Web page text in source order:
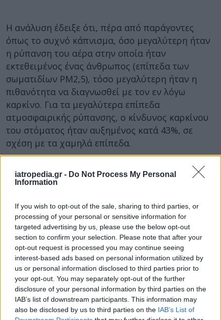
iatropedia.gr - Do Not Process My Personal
Information
If you wish to opt-out of the sale, sharing to third parties, or
processing of your personal or sensitive information for
targeted advertising by us, please use the below opt-out
section to confirm your selection. Please note that after your
opt-out request is processed you may continue seeing
interest-based ads based on personal information utilized by
us or personal information disclosed to third parties prior to
your opt-out. You may separately opt-out of the further
disclosure of your personal information by third parties on the
IAB’s list of downstream participants. This information may
also be disclosed by us to third parties on the IAB’s List of
Η ανάλυση έδειξε ότι, πέρα από παράγοντες
όπως το συχνό κάπνισμα, όσο μεγαλύτερη ήταν
η ρύπανση του αέρα στην οποία ήταν
εκτεθειμένος ένας άνθρωπος (επίπεδα των
σωματιδίων ΡΜ2,5), τόσο μεγαλύτερη ήταν η
πιθανότητα να διαγνωσθεί με τον εν λόγω
καρκίνο. Για τα μεγαλύτερα επίπεδα
ατμοσφαιρικής ρύπανσης, ο κίνδυνος καρκίνου
του στόματος ήταν αυξημένος κατά 43%, σε
σχέση με τα χαμηλά επίπεδα.
παρατηρήθηκε και για τις συγκεντρώσεις
όζοντος. Σε κάθε περίπτωση, οι ερευνητές
περαιτέρω.
Δεν είναι ακόμη σαφές γιατί τα σωματίδια
μπορεί να συμβάλλουν στην εκδήλωση
στοματικού καρκίνου. Μια πιθανή εξήγηση είναι
ότι μερικά από αυτά περιέχουν βαρέα μέταλλα,
καθώς και καρκινογόνες ουσίες, όπως οι
πολυκυκλικοί αρωματικοί υδρογονάνθρακες.
Από το ΑΠΕ-ΜΠΕ